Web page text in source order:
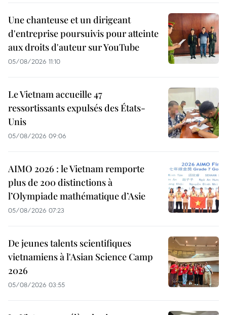
Une chanteuse et un dirigeant
d'entreprise poursuivis pour atteinte
aux droits d'auteur sur YouTube
05/08/2026 11:10
Le Vietnam accueille 47
ressortissants expulsés des États-
Unis
05/08/2026 09:06
AIMO 2026 : le Vietnam remporte
plus de 200 distinctions à
l’Olympiade mathématique d’Asie
05/08/2026 07:23
De jeunes talents scientifiques
vietnamiens à l'Asian Science Camp
2026
05/08/2026 03:55